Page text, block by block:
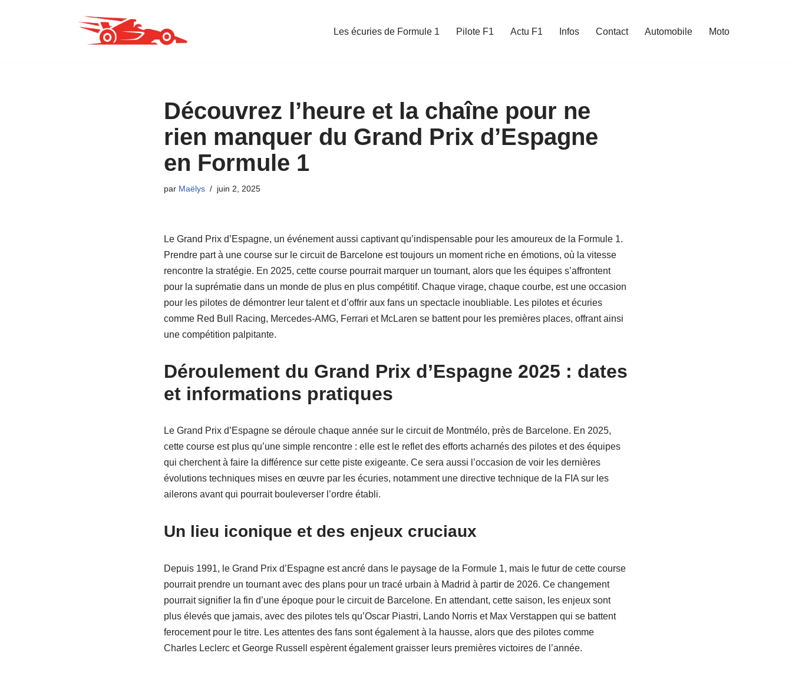
Les écuries de Formule 1 Pilote F1 Actu F1 Infos Contact Automobile Moto
Découvrez l’heure et la chaîne pour ne
rien manquer du Grand Prix d’Espagne
en Formule 1
par Maëlys juin 2, 2025
Le Grand Prix d’Espagne, un événement aussi captivant qu’indispensable pour les amoureux de la Formule 1.
Prendre part à une course sur le circuit de Barcelone est toujours un moment riche en émotions, où la vitesse
rencontre la stratégie. En 2025, cette course pourrait marquer un tournant, alors que les équipes s’affrontent
pour la suprématie dans un monde de plus en plus compétitif. Chaque virage, chaque courbe, est une occasion
pour les pilotes de démontrer leur talent et d’offrir aux fans un spectacle inoubliable. Les pilotes et écuries
comme Red Bull Racing, Mercedes-AMG, Ferrari et McLaren se battent pour les premières places, offrant ainsi
une compétition palpitante.
Déroulement du Grand Prix d’Espagne 2025 : dates
et informations pratiques
Le Grand Prix d’Espagne se déroule chaque année sur le circuit de Montmélo, près de Barcelone. En 2025,
cette course est plus qu’une simple rencontre : elle est le reflet des efforts acharnés des pilotes et des équipes
qui cherchent à faire la différence sur cette piste exigeante. Ce sera aussi l’occasion de voir les dernières
évolutions techniques mises en œuvre par les écuries, notamment une directive technique de la FIA sur les
ailerons avant qui pourrait bouleverser l’ordre établi.
Un lieu iconique et des enjeux cruciaux
Depuis 1991, le Grand Prix d’Espagne est ancré dans le paysage de la Formule 1, mais le futur de cette course
pourrait prendre un tournant avec des plans pour un tracé urbain à Madrid à partir de 2026. Ce changement
pourrait signifier la fin d’une époque pour le circuit de Barcelone. En attendant, cette saison, les enjeux sont
plus élevés que jamais, avec des pilotes tels qu’Oscar Piastri, Lando Norris et Max Verstappen qui se battent
ferocement pour le titre. Les attentes des fans sont également à la hausse, alors que des pilotes comme
Charles Leclerc et George Russell espèrent également graisser leurs premières victoires de l’année.